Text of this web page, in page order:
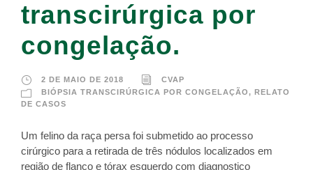
transcirúrgica por
congelação.
2 DE MAIO DE 2018
CVAP
BIÓPSIA TRANSCIRÚRGICA POR CONGELAÇÃO, RELATO
DE CASOS
Um felino da raça persa foi submetido ao processo
cirúrgico para a retirada de três nódulos localizados em
região de flanco e tórax esquerdo com diagnostico